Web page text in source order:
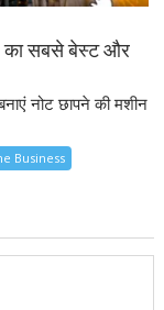
सबसे बेस्ट और
नोट छापने की मशीन
Business